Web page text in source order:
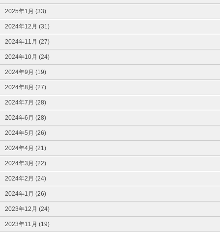
2025年1月 (33)
2024年12月 (31)
2024年11月 (27)
2024年10月 (24)
2024年9月 (19)
2024年8月 (27)
2024年7月 (28)
2024年6月 (28)
2024年5月 (26)
2024年4月 (21)
2024年3月 (22)
2024年2月 (24)
2024年1月 (26)
2023年12月 (24)
2023年11月 (19)